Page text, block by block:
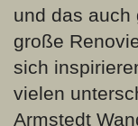
und das auch
große
sich
vielen
Armstedt